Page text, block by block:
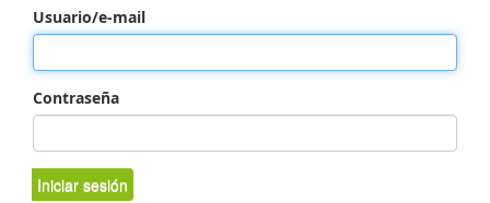
Usuario/e-mail
Contraseña
Iniciar sesión